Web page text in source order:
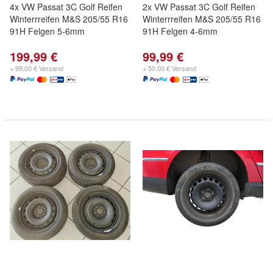
4x VW Passat 3C Golf Reifen
Winterrreifen M&S 205/55 R16
91H Felgen 5-6mm
199,99 €
+ 99,00 € Versand
2x VW Passat 3C Golf Reifen
Winterrreifen M&S 205/55 R16
91H Felgen 4-6mm
99,99 €
+ 50,00 € Versand